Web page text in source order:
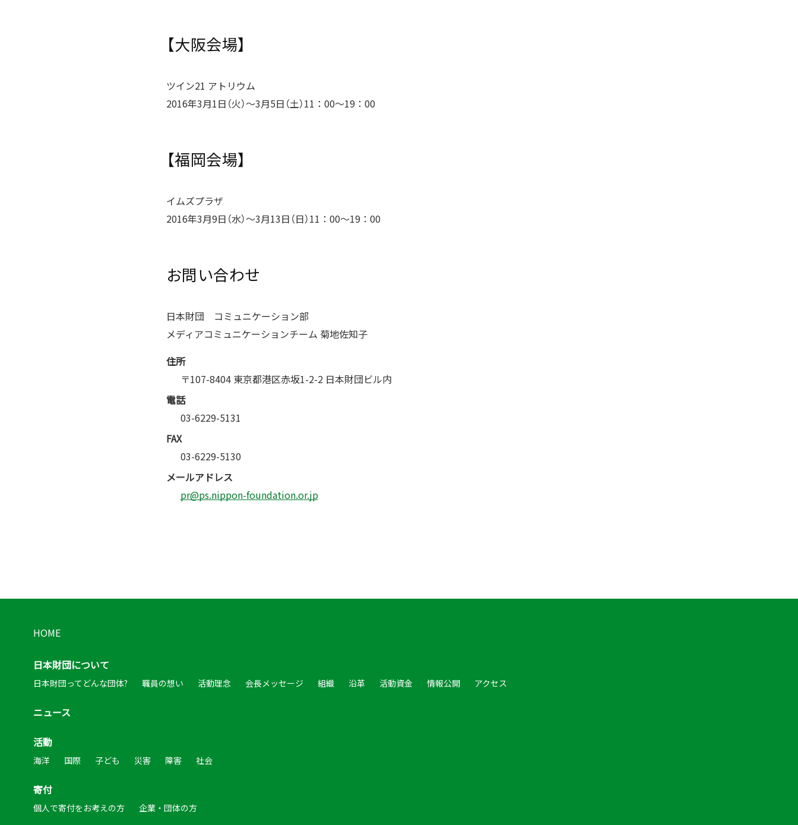
【大阪会場】
ツイン21 アトリウム
2016年3月1日（火）〜3月5日（土）11：00〜19：00
【福岡会場】
イムズプラザ
2016年3月9日（水）〜3月13日（日）11：00〜19：00
お問い合わせ
日本財団 コミュニケーション部
メディアコミュニケーションチーム 菊地佐知子
住所
〒107-8404 東京都港区赤坂1-2-2 日本財団ビル内
電話
03-6229-5131
FAX
03-6229-5130
メールアドレス
pr@ps.nippon-foundation.or.jp
HOME
日本財団について
日本財団ってどんな団体? 職員の想い 活動理念 会長メッセージ 組織 沿革 活動資金 情報公開 アクセス
ニュース
活動
海洋 国際 子ども 災害 障害 社会
寄付
個人で寄付をお考えの方 企業・団体の方